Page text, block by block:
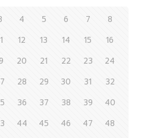
4 5 6 7
8
12 13 14 15
16
20 21 22 23
24
28 29 30 31
32
36 37 38 39
40
44 45 46 47
48